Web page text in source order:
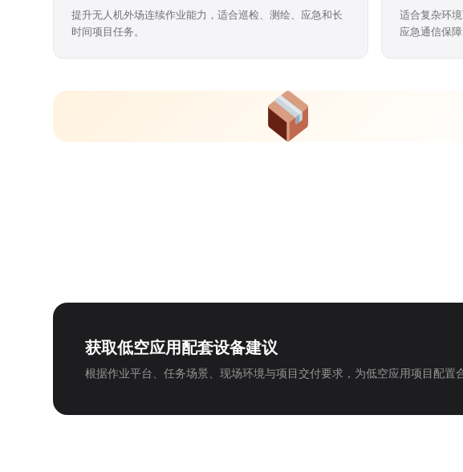
提升无人机外场连续作业能力，适合巡检、测绘、应急和长
时间项目任务。
适合复杂环
应急通信保障
获取低空应用配套设备建议
根据作业平台、任务场景、现场环境与项目交付要求，为低空应用项目配置